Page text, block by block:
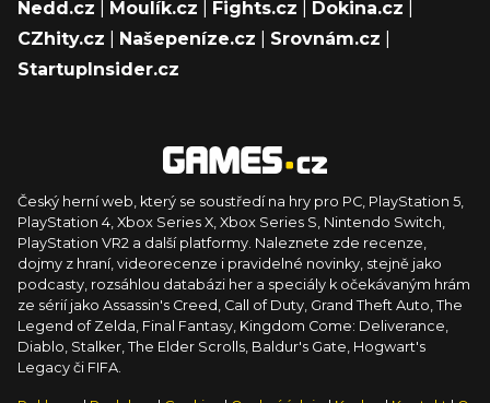
Nedd.cz
Moulík.cz Fights.cz Dokina.cz
CZhity.cz
Našepeníze.cz Srovnám.cz
StartupInsider.cz
Český herní web, který se soustředí na hry pro PC, PlayStation 5,
PlayStation 4, Xbox Series X, Xbox Series S, Nintendo Switch,
PlayStation VR2 a další platformy. Naleznete zde recenze,
dojmy z hraní, videorecenze i pravidelné novinky, stejně jako
podcasty, rozsáhlou databázi her a speciály k očekávaným hrám
ze sérií jako Assassin's Creed, Call of Duty, Grand Theft Auto, The
Legend of Zelda, Final Fantasy, Kingdom Come: Deliverance,
Diablo, Stalker, The Elder Scrolls, Baldur's Gate, Hogwart's
Legacy či FIFA.